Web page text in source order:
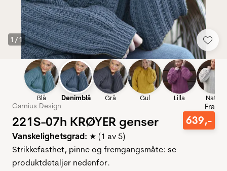
1 /1
Blå Denimblå Grå Gul Lilla Natur
Garnius Design
221S-07h KRØYER genser
Fra
639,-
Vanskelighetsgrad: ★ (1 av 5)
Strikkefasthet, pinne og fremgangsmåte: se
produktdetaljer nedenfor.